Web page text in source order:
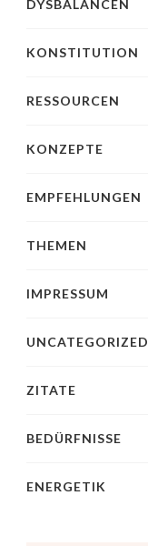
DYSBALANCEN
KONSTITUTION
RESSOURCEN
KONZEPTE
EMPFEHLUNGEN
THEMEN
IMPRESSUM
UNCATEGORIZED
ZITATE
BEDÜRFNISSE
ENERGETIK